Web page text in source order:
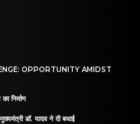
OPPORTUNITY AMIDST
निर्माण
डॉ. यादव ने दी बधाई